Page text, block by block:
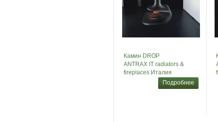
Камин DROP
ANTRAX IT radiators &
fireplaces Италия
Подробнее